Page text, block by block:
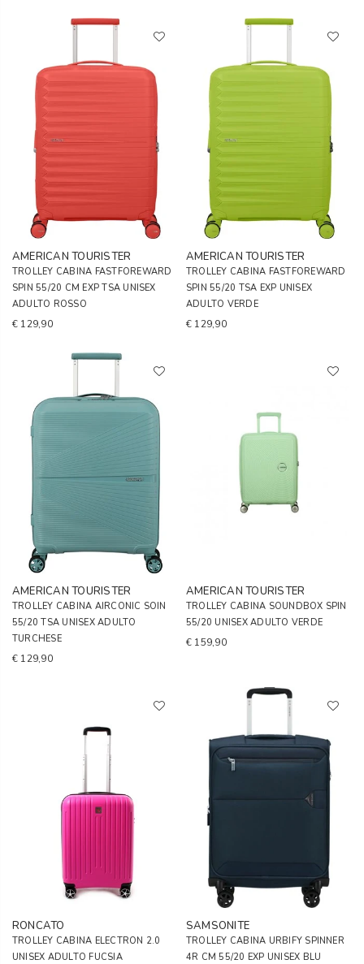
AMERICAN TOURISTER
TROLLEY CABINA FASTFOREWARD
SPIN 55/20 CM EXP TSA UNISEX
ADULTO ROSSO
€ 129,90
AMERICAN TOURISTER
TROLLEY CABINA FASTFOREWARD
SPIN 55/20 TSA EXP UNISEX
ADULTO VERDE
€ 129,90
AMERICAN TOURISTER
TROLLEY CABINA AIRCONIC SOIN
55/20 TSA UNISEX ADULTO
TURCHESE
€ 129,90
AMERICAN TOURISTER
TROLLEY CABINA SOUNDBOX SPIN
55/20 UNISEX ADULTO VERDE
€ 159,90
RONCATO
TROLLEY CABINA ELECTRON 2.0
UNISEX ADULTO FUCSIA
SAMSONITE
TROLLEY CABINA URBIFY SPINNER
4R CM 55/20 EXP UNISEX BLU